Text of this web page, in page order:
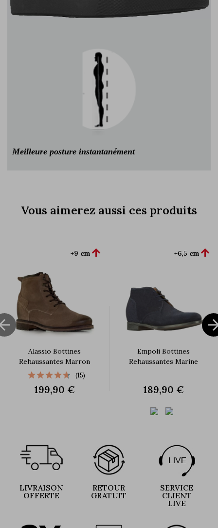
Meilleure posture instantanément
Vous aimerez aussi ces produits
Alassio Bottines
Rehaussantes Marron
+9 cm 
(15)
199,90 €
Empoli Bottines
Rehaussantes Marine
+6,5 cm 
189,90 €
LIVRAISON
OFFERTE
RETOUR
GRATUIT
SERVICE
CLIENT
LIVE